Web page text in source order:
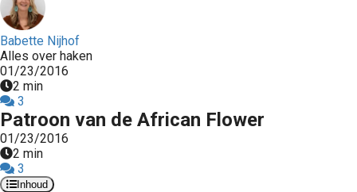
Babette Nijhof
Alles over haken
01/23/2016
2 min
3
Patroon van de African Flower
01/23/2016
2 min
3
Inhoud